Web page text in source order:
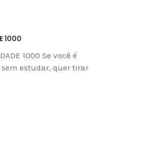
1000
1000 Se você é
estudar, quer tirar